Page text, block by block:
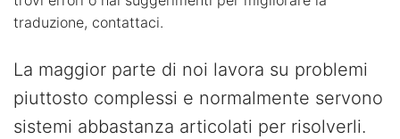
traduzione, contattaci.
La maggior parte di noi lavora su problemi
piuttosto complessi e normalmente servono
sistemi abbastanza articolati per risolverli.